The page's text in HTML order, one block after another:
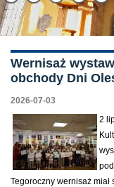
Wernisaż
obchody Dni
2026-07-03
2
Tegoroczny wernisaż